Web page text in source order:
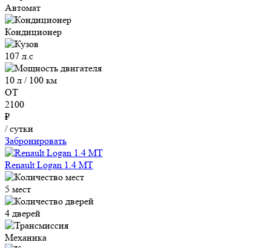
Автомат
Кондиционер
107 л.с
10 л / 100 км
ОТ
2100
₽
/ сутки
Забронировать
Renault Logan 1.4 MT
5 мест
4 дверей
Механика